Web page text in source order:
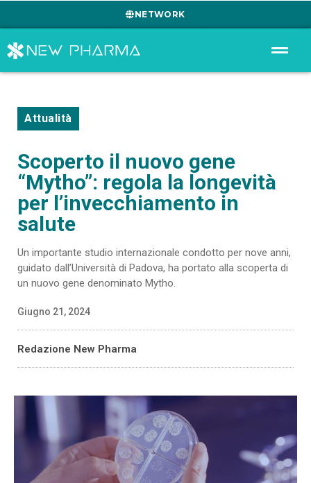
NETWORK
Attualità
Scoperto il nuovo gene
“Mytho”: regola la longevità
per l’invecchiamento in
salute
Un importante studio internazionale condotto per nove anni,
guidato dall’Università di Padova, ha portato alla scoperta di
un nuovo gene denominato Mytho.
Giugno 21, 2024
Redazione New Pharma